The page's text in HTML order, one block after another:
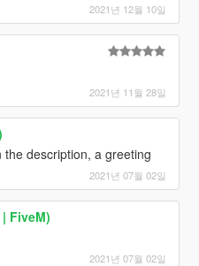
2021년 12월 10일
2021년 11월 28일
description, a greeting
2021년 07월 02일
FiveM)
2021년 07월 02일